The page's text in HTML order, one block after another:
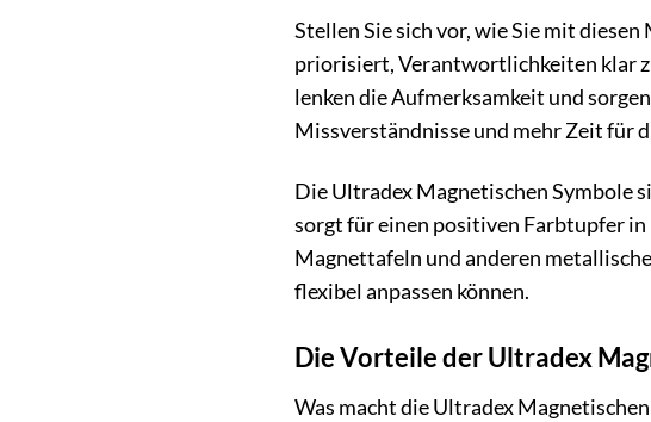
Stellen Sie sich vor, wie Sie mit
priorisiert, Verantwortlichkeiten klar
lenken die Aufmerksamkeit und
Missverständnisse und mehr Zeit für
Die Ultradex Magnetischen Symbole
sorgt für einen positiven Farbtupfer
Magnettafeln und anderen
flexibel anpassen können.
Die Vorteile der Ultradex
Was macht die Ultradex